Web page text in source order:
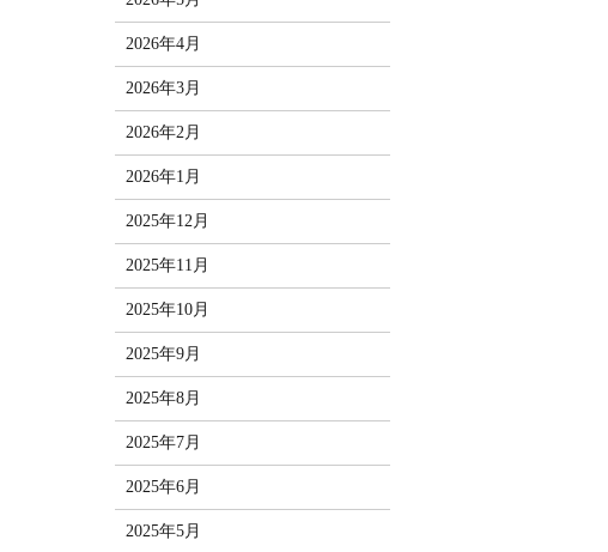
2026年4月
2026年3月
2026年2月
2026年1月
2025年12月
2025年11月
2025年10月
2025年9月
2025年8月
2025年7月
2025年6月
2025年5月